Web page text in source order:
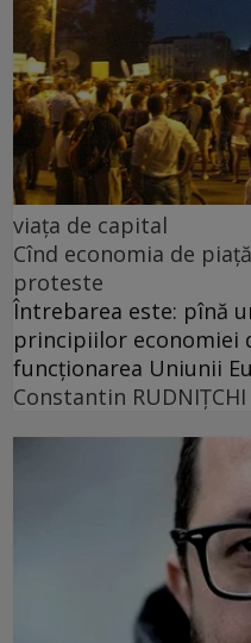
viața de capital
Cînd economia de
proteste
Întrebarea este: pînă
principiilor economiei
funcționarea Uniunii
Constantin RUDNIŢCHI